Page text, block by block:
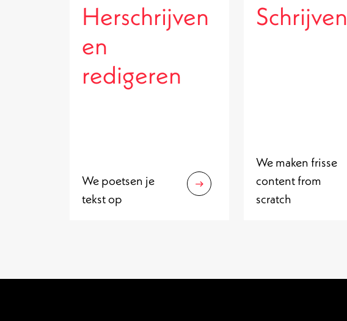
Herschrijven
en
redigeren
We poetsen je
tekst op
Schrijven
We maken frisse
content from
scratch